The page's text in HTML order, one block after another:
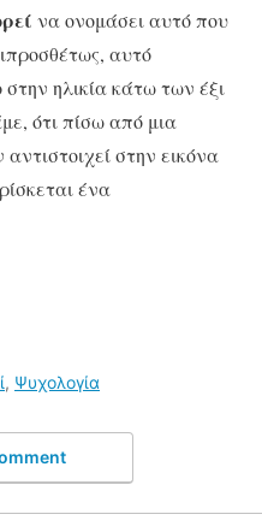
να ονομάσει αυτό που
αυτό
στην ηλικία κάτω των έξι
ότι πίσω από μια
στην εικόνα
ένα
, Ψυχολογία